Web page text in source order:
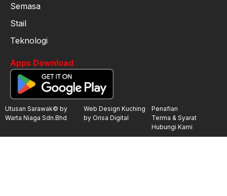
Semasa
Stail
Teknologi
Apps Download
Utusan Sarawak© by
Warta Niaga Sdn.Bhd
Web Design Kuching
by Orisa Digital
Penafian
Terma & Syarat
Hubungi Kami